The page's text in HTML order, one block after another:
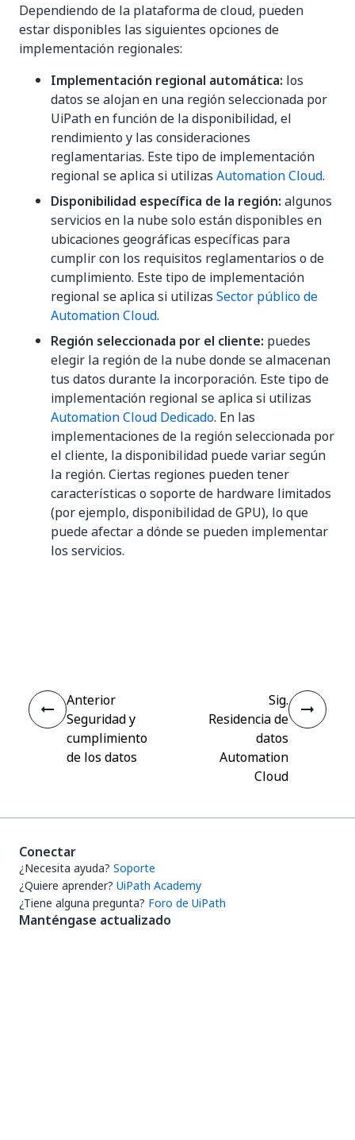
Dependiendo de la plataforma de cloud, pueden
estar disponibles las siguientes opciones de
implementación regionales:
Implementación regional automática: los
datos se alojan en una región seleccionada por
UiPath en función de la disponibilidad, el
rendimiento y las consideraciones
reglamentarias. Este tipo de implementación
regional se aplica si utilizas Automation Cloud.
Disponibilidad específica de la región: algunos
servicios en la nube solo están disponibles en
ubicaciones geográficas específicas para
cumplir con los requisitos reglamentarios o de
cumplimiento. Este tipo de implementación
regional se aplica si utilizas Sector público de
Automation Cloud.
Región seleccionada por el cliente: puedes
elegir la región de la nube donde se almacenan
tus datos durante la incorporación. Este tipo de
implementación regional se aplica si utilizas
Automation Cloud Dedicado. En las
implementaciones de la región seleccionada por
el cliente, la disponibilidad puede variar según
la región. Ciertas regiones pueden tener
características o soporte de hardware limitados
(por ejemplo, disponibilidad de GPU), lo que
puede afectar a dónde se pueden implementar
los servicios.
Anterior
Seguridad y
cumplimiento
de los datos
Sig.
Residencia de
datos
Automation
Cloud
Conectar
¿Necesita ayuda? Soporte
¿Quiere aprender? UiPath Academy
¿Tiene alguna pregunta? Foro de UiPath
Manténgase actualizado